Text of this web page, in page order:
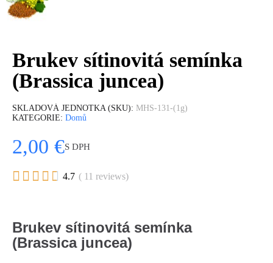
Brukev sítinovitá semínka
(Brassica juncea)
SKLADOVÁ JEDNOTKA (SKU)
MHS-131-(1g)
KATEGORIE Domů
2,00 €S DPH
     4.7 ( 11 reviews)
Brukev sítinovitá semínka
(Brassica juncea)